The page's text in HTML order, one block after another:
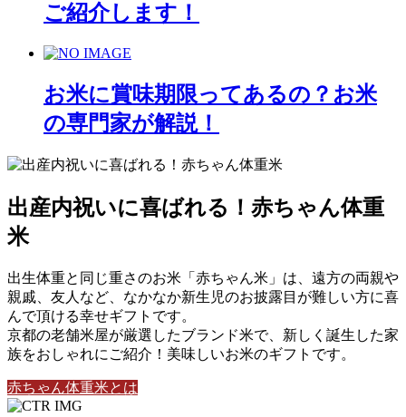
ご紹介します！
お米に賞味期限ってあるの？お米
の専門家が解説！
出産内祝いに喜ばれる！赤ちゃん体重
米
出生体重と同じ重さのお米「赤ちゃん米」は、遠方の両親や
親戚、友人など、なかなか新生児のお披露目が難しい方に喜
んで頂ける幸せギフトです。
京都の老舗米屋が厳選したブランド米で、新しく誕生した家
族をおしゃれにご紹介！美味しいお米のギフトです。
赤ちゃん体重米とは